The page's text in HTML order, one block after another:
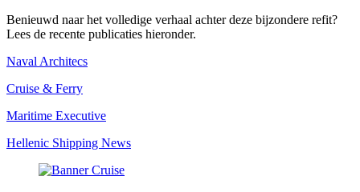
Benieuwd naar het volledige verhaal achter deze bijzondere refit?
Lees de recente publicaties hieronder.
Naval Architecs
Cruise & Ferry
Maritime Executive
Hellenic Shipping News